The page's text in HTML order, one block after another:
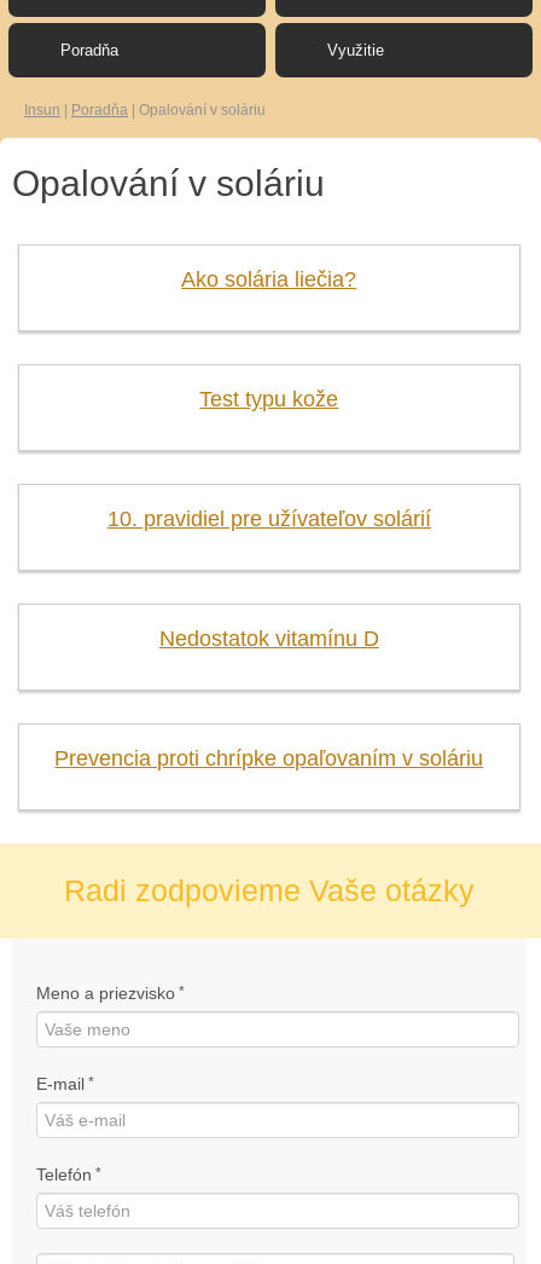
Poradňa Využitie
Insun Poradňa Opalování v soláriu
Opalování v soláriu
Ako solária liečia?
Test typu kože
10. pravidiel pre užívateľov solárií
Nedostatok vitamínu D
Prevencia proti chrípke opaľovaním v soláriu
Radi zodpovieme Vaše otázky
Meno a priezvisko *
E-mail *
Telefón *